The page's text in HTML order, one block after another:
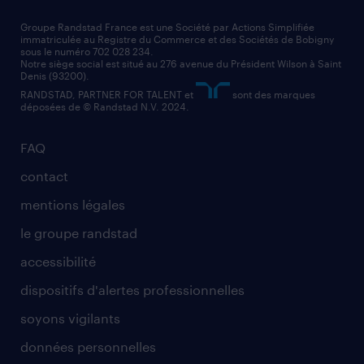
assistant administratif
comptable
nos cabinets de recrutement
FAQ
contact
mentions légales
le groupe randstad
accessibilité
dispositifs d'alertes professionnelles
soyons vigilants
données personnelles
Groupe Randstad France est une Société par Actions Simplifiée
immatriculée au Registre du Commerce et des Sociétés de Bobigny
sous le numéro 702 028 234.
Notre siège social est situé au 276 avenue du Président Wilson à Saint
Denis (93200).
RANDSTAD, PARTNER FOR TALENT et
sont des marques
déposées de © Randstad N.V. 2024.